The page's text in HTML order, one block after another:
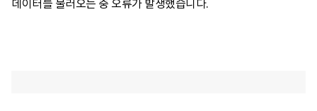
데이터를 불러오는 중 오류가 발생했습니다.